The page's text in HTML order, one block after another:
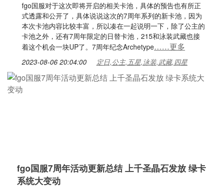
fgo国服对于这次即将开启的相关卡池，具体的预告也有所正
式透露和公开了，具体说说这次的7周年系列的新卡池，因为
本次卡池内容比较丰富，所以凑在一起说明一下，除了公主的
卡池之外，还有7周年限定的日替卡池，215和泳装武藏也接
着这个机会一块UP了。7周年纪念Archetype……更多
2023-08-06 20:04:00 定日,公主,五星,泳装,武藏,四星
fgo国服7周年活动更新总结 上千圣晶石发放 绿卡
系统大变动